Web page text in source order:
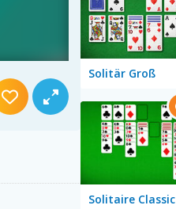
Solitär Groß
Solitaire Classic